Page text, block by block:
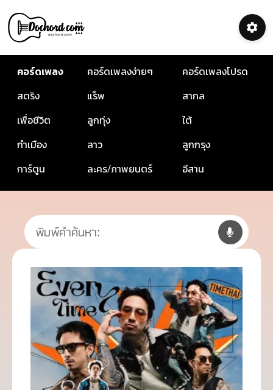
คอร์ดเพลง คอร์ดเพลงง่ายๆ
คอร์ดเพลงโปรด
สตริง
แร็พ
สากล
เพื่อชีวิต
ลูกทุ่ง
ใต้
กำเมือง
ลาว
ลูกกรุง
การ์ตูน
ละคร/ภาพยนตร์ อีสาน